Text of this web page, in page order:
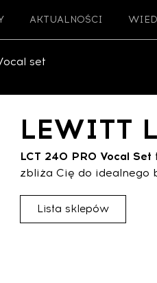
AKTUALNOŚCI
set
LEWITT
LCT 240 PRO Vocal Set
zbliża Cię do idealnego
Lista sklepów